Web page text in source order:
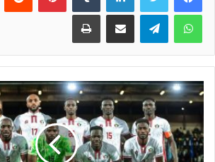
واتساب تيلقرام مشاركة عبر البريد طباعة